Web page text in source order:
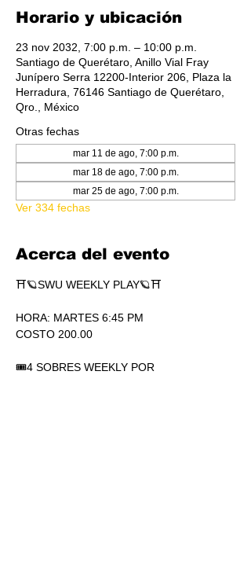
Horario y ubicación
23 nov 2032, 7:00 p.m. – 10:00 p.m.
Santiago de Querétaro, Anillo Vial Fray
Junípero Serra 12200-Interior 206, Plaza la
Herradura, 76146 Santiago de Querétaro,
Qro., México
Otras fechas
mar 11 de ago, 7:00 p.m.
mar 18 de ago, 7:00 p.m.
mar 25 de ago, 7:00 p.m.
Ver 334 fechas
Acerca del evento
⛩🪐SWU WEEKLY PLAY🪐⛩
HORA: MARTES 6:45 PM
COSTO 200.00
🎟4 SOBRES WEEKLY POR